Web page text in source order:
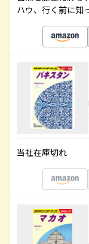
ハウ、行く前に知
当社在庫切れ